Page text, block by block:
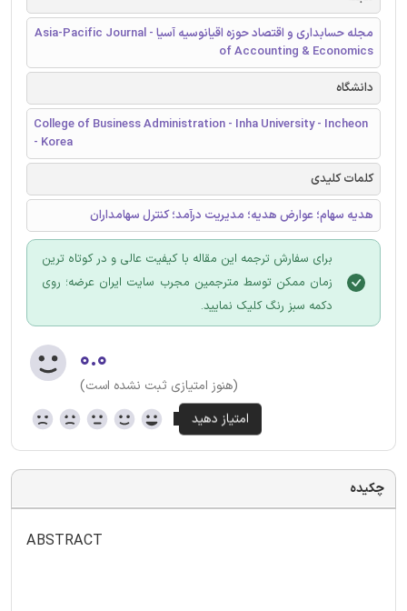
مجله حسابداری و اقتصاد حوزه اقیانوسیه آسیا - Asia-Pacific Journal
of Accounting & Economics
دانشگاه
College of Business Administration - Inha University - Incheon
- Korea
کلمات کلیدی
هدیه سهام؛ عوارض هدیه؛ مدیریت درآمد؛ کنترل سهامداران
برای سفارش ترجمه این مقاله با کیفیت عالی و در کوتاه ترین
زمان ممکن توسط مترجمین مجرب سایت ایران عرضه؛ روی
دکمه سبز رنگ کلیک نمایید.
۰.۰
(هنوز امتیازی ثبت نشده است)
چکیده
ABSTRACT